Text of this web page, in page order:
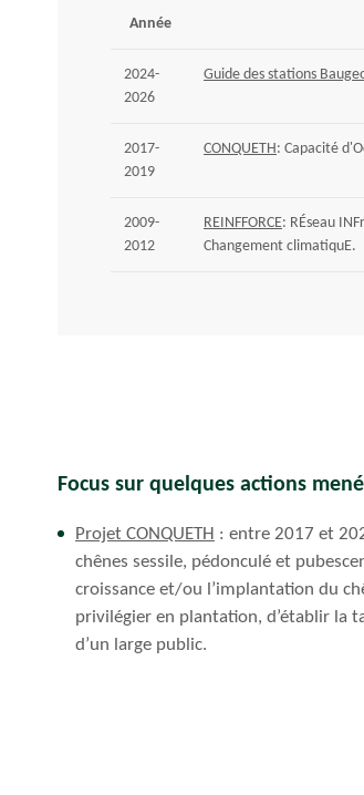
Année
2024-
2026
Guide des stations
2017-
2019
CONQUETH: Capacité
2009-
2012
REINFFORCE: RÉseau
Changement climatiquE.
Focus sur quelques actions
Projet CONQUETH : entre 2017 et
chênes sessile, pédonculé et
croissance et/ou l’implantation du
privilégier en plantation, d’établir la
d’un large public.